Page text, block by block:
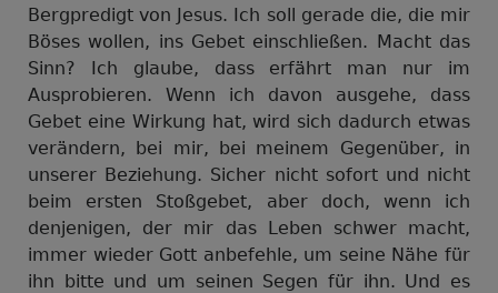
Bergpredigt von Jesus. Ich soll gerade die, die mir
Böses wollen, ins Gebet einschließen. Macht das
Sinn? Ich glaube, dass erfährt man nur im
Ausprobieren. Wenn ich davon ausgehe, dass
Gebet eine Wirkung hat, wird sich dadurch etwas
verändern, bei mir, bei meinem Gegenüber, in
unserer Beziehung. Sicher nicht sofort und nicht
beim ersten Stoßgebet, aber doch, wenn ich
denjenigen, der mir das Leben schwer macht,
immer wieder Gott anbefehle, um seine Nähe für
ihn bitte und um seinen Segen für ihn. Und es